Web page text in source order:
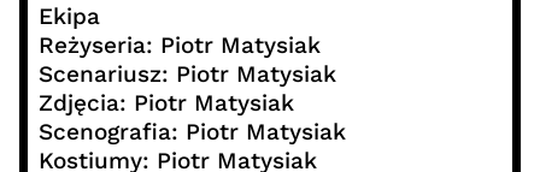
Ekipa
Reżyseria: Piotr Matysiak
Scenariusz: Piotr Matysiak
Zdjęcia: Piotr Matysiak
Scenografia: Piotr Matysiak
Kostiumy: Piotr Matysiak